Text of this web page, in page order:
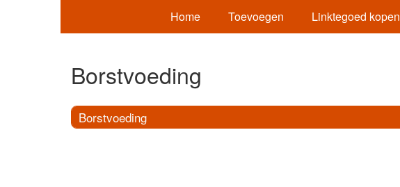
Home Toevoegen Linktegoed kopen
Borstvoeding
Borstvoeding